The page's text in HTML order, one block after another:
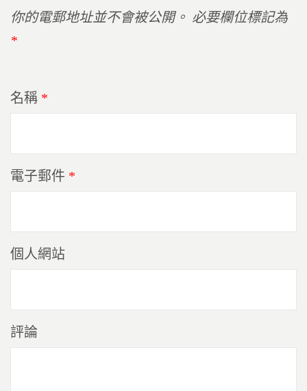
你的電郵地址並不會被公開。 必要欄位標記為
*
名稱 *
電子郵件 *
個人網站
評論